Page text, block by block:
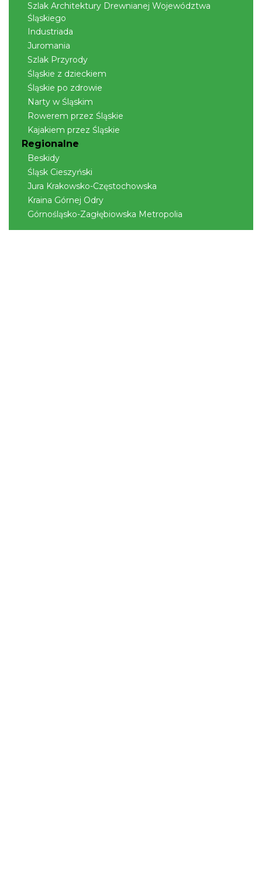
Szlak Architektury Drewnianej Województwa
Śląskiego
Industriada
Juromania
Szlak Przyrody
Śląskie z dzieckiem
Śląskie po zdrowie
Narty w Śląskim
Rowerem przez Śląskie
Kajakiem przez Śląskie
Regionalne
Beskidy
Śląsk Cieszyński
Jura Krakowsko-Częstochowska
Kraina Górnej Odry
Górnośląsko-Zagłębiowska Metropolia